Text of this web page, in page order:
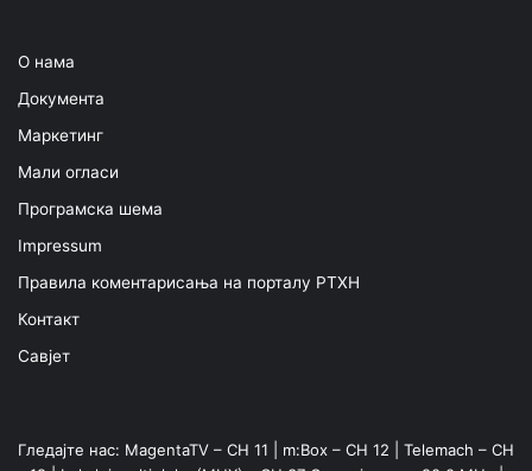
О нама
Документа
Маркетинг
Мали огласи
Програмска шема
Impressum
Правила коментарисања на порталу РТХН
Контакт
Савјет
Гледајте нас: MagentaTV – CH 11 | m:Box – CH 12 | Telemach – CH